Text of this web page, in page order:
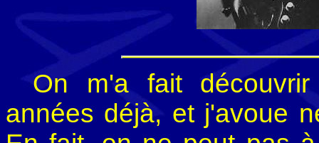
On m'a fait
années déjà, et j'avoue